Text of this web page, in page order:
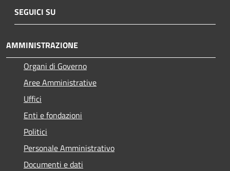
SEGUICI SU
AMMINISTRAZIONE
Organi di Governo
Aree Amministrative
Uffici
Enti e fondazioni
Politici
Personale Amministrativo
Documenti e dati